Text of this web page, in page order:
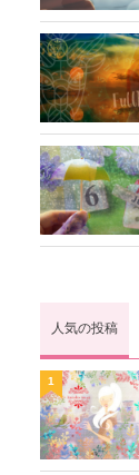
人気の投稿
1